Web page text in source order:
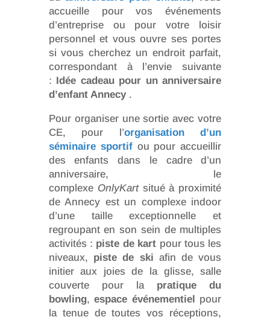
accueille pour vos événements
d’entreprise ou pour votre loisir
personnel et vous ouvre ses portes
si vous cherchez un endroit parfait,
correspondant à l’envie suivante
: Idée cadeau pour un anniversaire
d’enfant Annecy .
Pour organiser une sortie avec votre
CE, pour l’organisation d’un
séminaire sportifou pour accueillir
des enfants dans le cadre d’un
anniversaire, le
complexe OnlyKartsitué à proximité
de Annecy est un complexe indoor
d’une taille exceptionnelle et
regroupant en son sein de multiples
activités : piste de kart pour tous les
niveaux, piste de ski afin de vous
initier aux joies de la glisse, salle
couverte pour la pratique du
bowling,espace événementiel
pour
la tenue de toutes vos réceptions,